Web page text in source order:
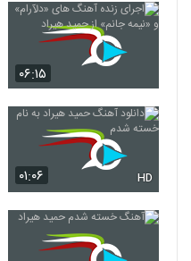
۰۶:۱۵
۰۱:۰۶ HD